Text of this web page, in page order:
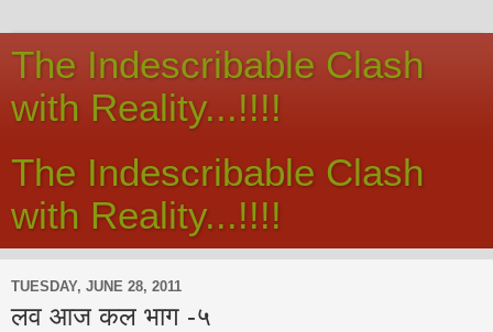
The Indescribable Clash
with Reality...!!!!
The Indescribable Clash
with Reality...!!!!
TUESDAY, JUNE 28, 2011
लव आज कल भाग -५